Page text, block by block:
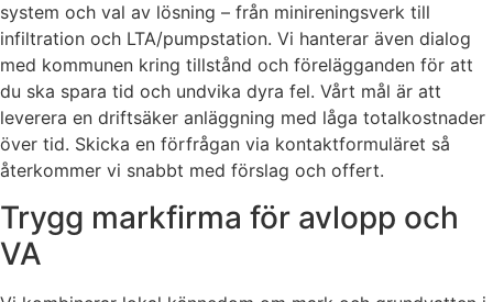
system och val av lösning – från minireningsverk till
infiltration och LTA/pumpstation. Vi hanterar även dialog
med kommunen kring tillstånd och förelägganden för att
du ska spara tid och undvika dyra fel. Vårt mål är att
leverera en driftsäker anläggning med låga totalkostnader
över tid. Skicka en förfrågan via kontaktformuläret så
återkommer vi snabbt med förslag och offert.
Trygg markfirma för avlopp och
VA